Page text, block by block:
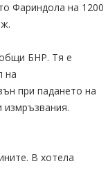
Фариндола на 1200
БНР. Тя е
на
при падането на
измръзвания.
В хотела